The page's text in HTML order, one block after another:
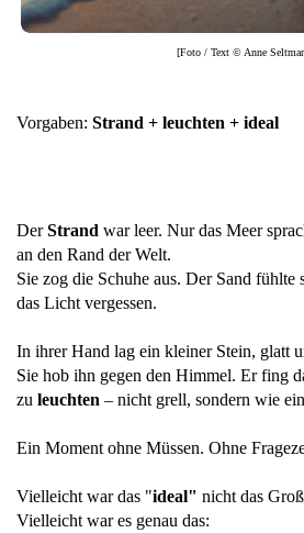
[Foto / Text © Anne
Vorgaben: Strand + leuchten + ideal
DerStrand war leer. Nur das Meer
an den Rand der Welt.
Sie zog die Schuhe aus. Der Sand fühlte
das Licht vergessen.
In ihrer Hand lag ein kleiner Stein, glatt
Sie hob ihn gegen den Himmel. Er fing
zu leuchten – nicht grell, sondern wie
Ein Moment ohne Müssen. Ohne
Vielleicht war das "ideal" nicht das
Vielleicht war es genau das: